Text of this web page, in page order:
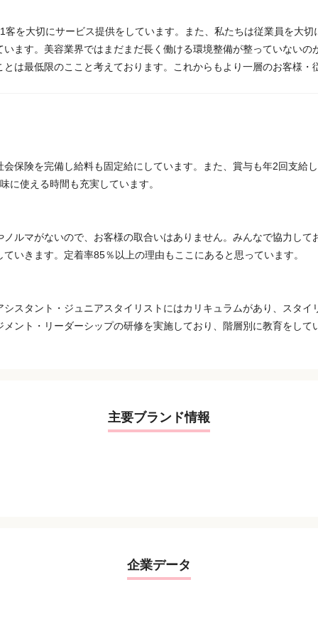
を大切にサービス提供をしています。また、私たちは従業員を大
ます。美容業界ではまだまだ長く働ける環境整備が整っていないの
は最低限のここと考えております。これからもより一層のお客様・
保険を完備し給料も固定給にしています。また、賞与も年2回支給
に使える時間も充実しています。
ルマがないので、お客様の取合いはありません。みんなで協力し
いきます。定着率85％以上の理由もここにあると思っています。
スタント・ジュニアスタイリストにはカリキュラムがあり、スタ
ント・リーダーシップの研修を実施しており、階層別に教育をして
主要ブランド情報
企業データ